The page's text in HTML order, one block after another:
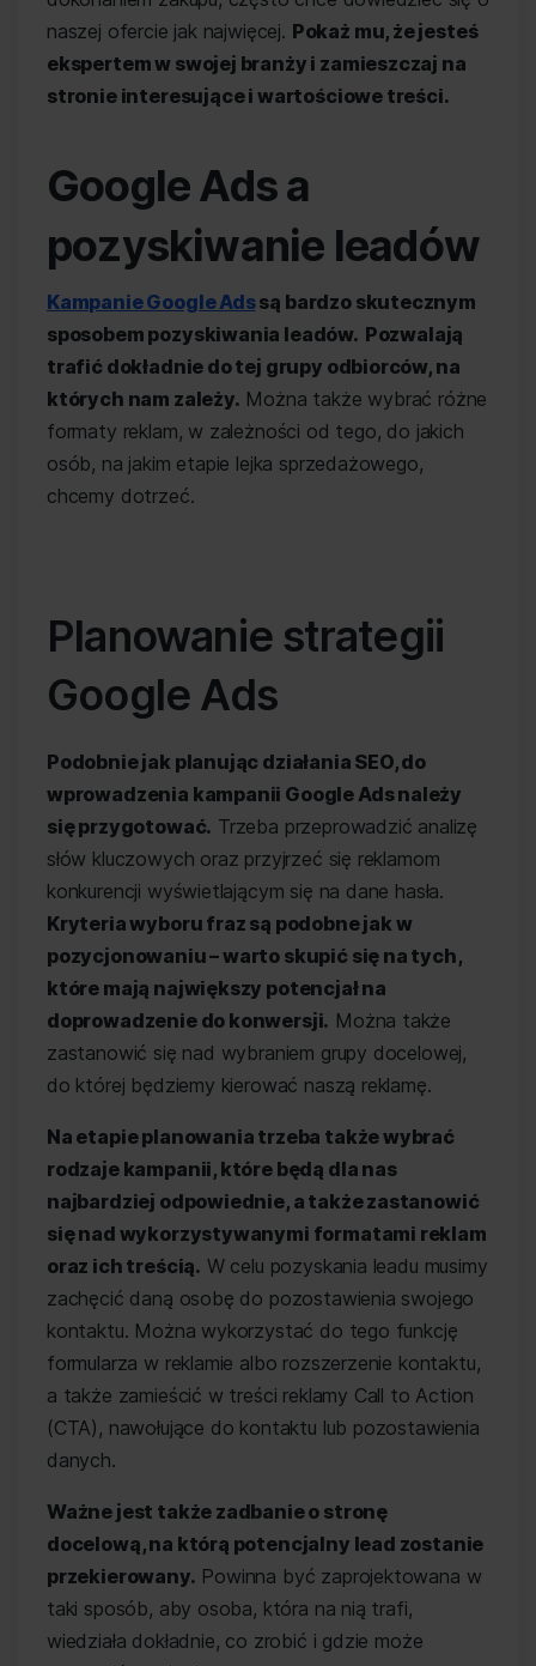
naszej ofercie jak najwięcej. Pokaż mu, że jesteś
ekspertem w swojej branży i zamieszczaj na
stronie interesujące i wartościowe treści.
Google Ads a
pozyskiwanie leadów
Kampanie Google Adssą bardzo skutecznym
sposobem pozyskiwania leadów. Pozwalają
trafić dokładnie do tej grupy odbiorców, na
których nam zależy. Można także wybrać różne
formaty reklam, w zależności od tego, do jakich
osób, na jakim etapie lejka sprzedażowego,
chcemy dotrzeć.
Planowanie strategii
Google Ads
Podobnie jak planując działania SEO, do
wprowadzenia kampanii Google Ads należy
się przygotować. Trzeba przeprowadzić analizę
słów kluczowych oraz przyjrzeć się reklamom
konkurencji wyświetlającym się na dane hasła.
Kryteria wyboru fraz są podobne jak w
pozycjonowaniu – warto skupić się na tych,
które mają największy potencjał na
doprowadzenie do konwersji. Można także
zastanowić się nad wybraniem grupy docelowej,
do której będziemy kierować naszą reklamę.
Na etapie planowania trzeba także wybrać
rodzaje kampanii, które będą dla nas
najbardziej odpowiednie, a także zastanowić
się nad wykorzystywanymi formatami reklam
oraz ich treścią. W celu pozyskania leadu musimy
zachęcić daną osobę do pozostawienia swojego
kontaktu. Można wykorzystać do tego funkcję
formularza w reklamie albo rozszerzenie kontaktu,
a także zamieścić w treści reklamy Call to Action
(CTA), nawołujące do kontaktu lub pozostawienia
danych.
Ważne jest także zadbanie o stronę
docelową, na którą potencjalny lead zostanie
przekierowany. Powinna być zaprojektowana w
taki sposób, aby osoba, która na nią trafi,
wiedziała dokładnie, co zrobić i gdzie może